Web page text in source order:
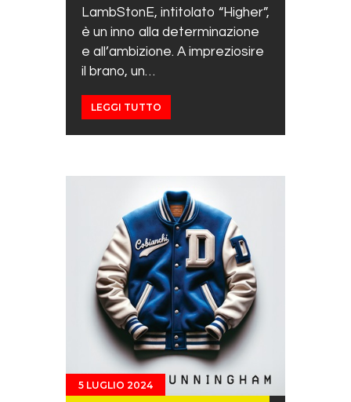
LambStonE, intitolato “Higher”,
è un inno alla determinazione
e all’ambizione. A impreziosire
il brano, un…
LEGGI TUTTO
5 LUGLIO 2024